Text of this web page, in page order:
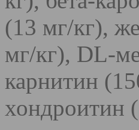
(13 мг/кг),
мг/кг), DL-
карнитин
хондроитин